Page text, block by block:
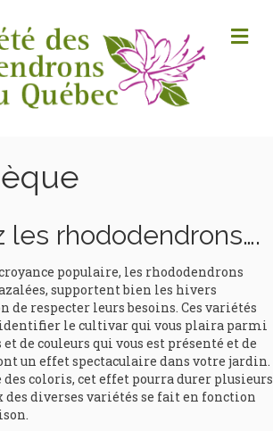
les rhododendrons….
populaire, les rhododendrons
supportent bien les hivers
de respecter leurs besoins. Ces variétés
le cultivar qui vous plaira parmi
de couleurs qui vous est présenté et de
un effet spectaculaire dans votre jardin.
coloris, cet effet pourra durer plusieurs
diverses variétés se fait en fonction